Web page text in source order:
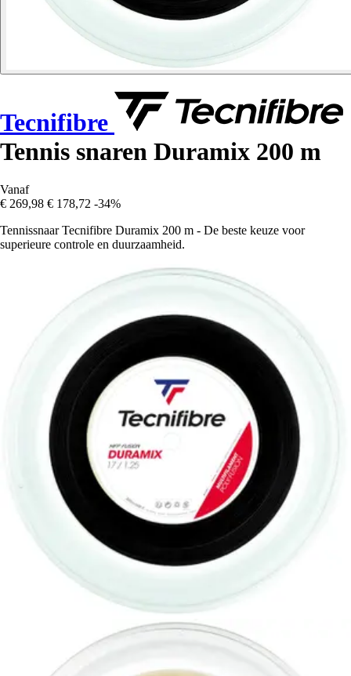
Tecnifibre
Tennis snaren Duramix 200 m
Vanaf
€ 269,98 € 178,72 -34%
Tennissnaar Tecnifibre Duramix 200 m - De beste keuze voor
superieure controle en duurzaamheid.